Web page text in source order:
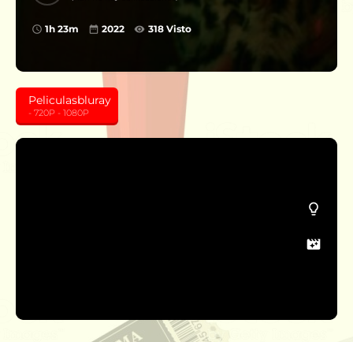
1h 23m 2022 318 Visto
Peliculasbluray
- 720P - 1080P